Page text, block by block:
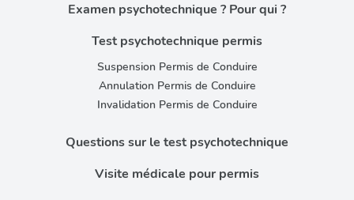
Examen psychotechnique ? Pour qui ?
Test psychotechnique permis
Suspension Permis de Conduire
Annulation Permis de Conduire
Invalidation Permis de Conduire
Questions sur le test psychotechnique
Visite médicale pour permis